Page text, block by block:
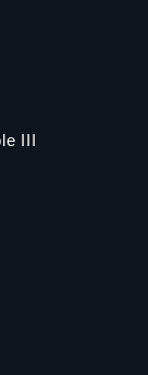
III